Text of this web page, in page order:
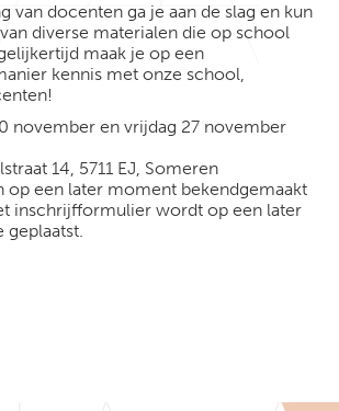
van docenten ga je aan de slag en kun
diverse materialen die op school
maak je op een
kennis met onze school,
november en vrijdag 27 november
14, 5711 EJ, Someren
op een later moment bekendgemaakt
inschrijfformulier wordt op een later